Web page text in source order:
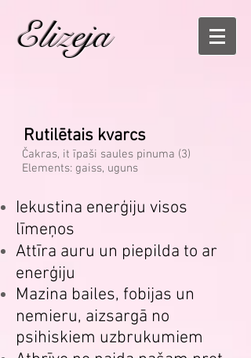
Elizeja
Rutilētais kvarcs
Čakras, it īpaši saules pinuma (3)
Elements: gaiss, uguns
Iekustina enerģiju visos
līmeņos
Attīra auru un piepilda to ar
enerģiju
Mazina bailes, fobijas un
nemieru, aizsargā no
psihiskiem uzbrukumiem